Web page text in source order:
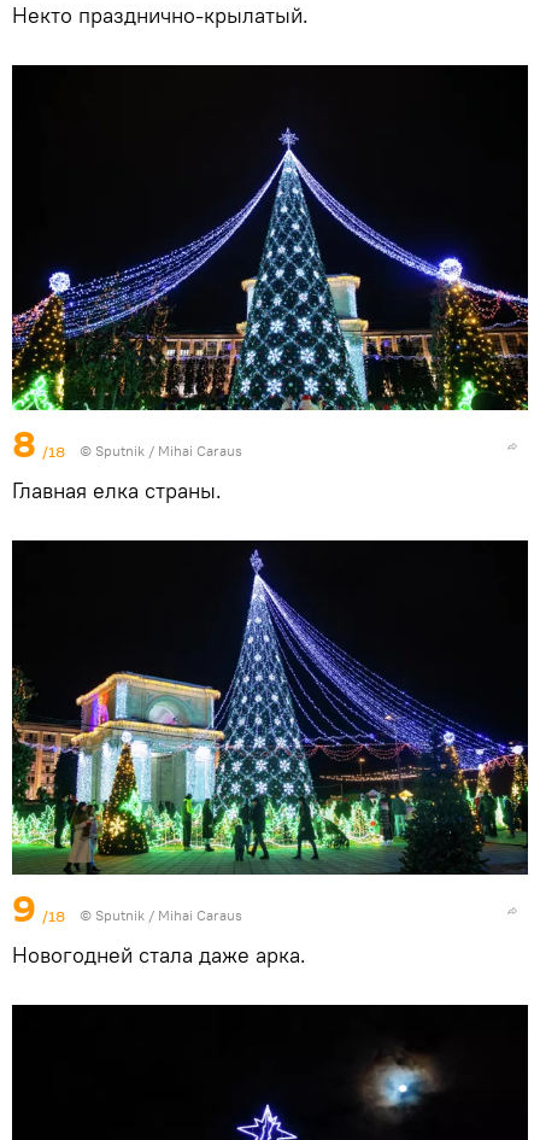
Некто празднично-крылатый.
8 /18 © Sputnik / Mihai Caraus
Главная елка страны.
9 /18 © Sputnik / Mihai Caraus
Новогодней стала даже арка.